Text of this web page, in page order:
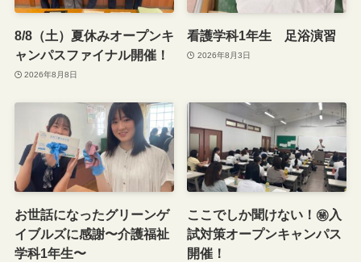
8/8（土）夏休みオープンキ
ャンパスファイナル開催！
2026年8月8日
看護学科1年生 足浴演習
2026年8月3日
お世話になったグリーンゲ
イブルズに感謝〜介護福祉
学科1年生〜
ここでしか聞けない！㊙️入
試対策オープンキャンパス
開催！